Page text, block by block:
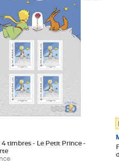
timbres - Le Petit Prince -